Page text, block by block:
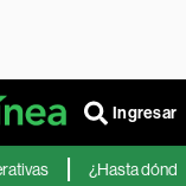
Ingresar
¿Hasta dónde